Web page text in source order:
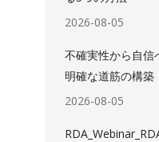
2026-08-05
不確実性から自信
明確な道筋の構築
2026-08-05